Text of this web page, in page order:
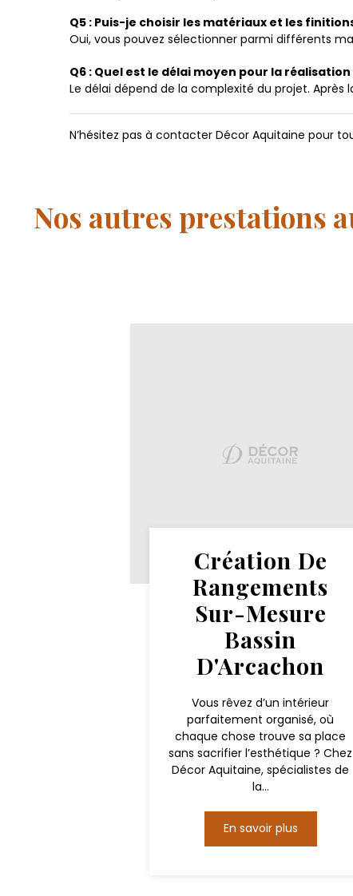
Q5 : Puis-je choisir les matériaux et les
Oui, vous pouvez sélectionner parmi différents
Q6 : Quel est le délai moyen pour la
Le délai dépend de la complexité du projet.
N’hésitez pas à contacter Décor Aquitaine pour
Nos autres prestations
Création De
Rangements
Sur-Mesure
Bassin
D'Arcachon
Vous rêvez d’un intérieur
parfaitement organisé, où
chaque chose trouve sa place
sans sacrifier l’esthétique ? Chez
Décor Aquitaine, spécialistes de
la...
En savoir plus